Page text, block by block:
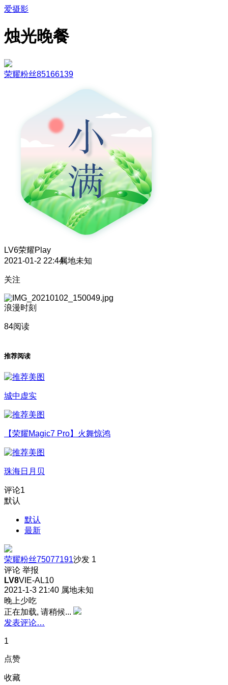
爱摄影
烛光晚餐
荣耀粉丝85166139
LV6荣耀Play
2021-01-2 22:44属地未知
关注
浪漫时刻
84阅读
推荐阅读
城中虚实
【荣耀Magic7 Pro】火舞惊鸿
珠海日月贝
评论1
默认
默认
最新
荣耀粉丝75077191沙发 1
评论 举报
LV8VIE-AL10
2021-1-3 21:40 属地未知
晚上少吃
正在加载, 请稍候...
发表评论…
1
点赞
收藏